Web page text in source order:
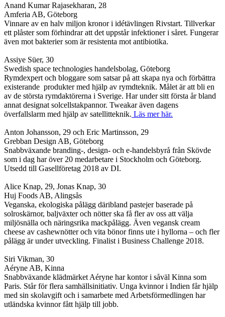
Anand Kumar Rajasekharan, 28
Amferia AB, Göteborg
Vinnare av en halv miljon kronor i idétävlingen Rivstart. Tillverkar
ett plåster som förhindrar att det uppstår infektioner i såret. Fungerar
även mot bakterier som är resistenta mot antibiotika.
Assiye Süer, 30
Swedish space technologies handelsbolag, Göteborg
Rymdexpert och bloggare som satsar på att skapa nya och förbättra
existerande produkter med hjälp av rymdteknik. Målet är att bli en
av de största rymdaktörerna i Sverige. Har under sitt första år bland
annat designat solcellstakpannor. Tweakar även dagens
överfallslarm med hjälp av satellitteknik. Läs mer här.
Anton Johansson, 29 och Eric Martinsson, 29
Grebban Design AB, Göteborg
Snabbväxande branding-, design- och e-handelsbyrå från Skövde
som i dag har över 20 medarbetare i Stockholm och Göteborg.
Utsedd till Gasellföretag 2018 av DI.
Alice Knap, 29, Jonas Knap, 30
Huj Foods AB, Alingsås
Veganska, ekologiska pålägg däribland pastejer baserade på
solroskärnor, baljväxter och nötter ska få fler av oss att välja
miljösnälla och näringsrika mackpålägg. Även vegansk cream
cheese av cashewnötter och vita bönor finns ute i hyllorna – och fler
pålägg är under utveckling. Finalist i Business Challenge 2018.
Siri Vikman, 30
Aéryne AB, Kinna
Snabbväxande klädmärket Aéryne har kontor i såväl Kinna som
Paris. Står för flera samhällsinitiativ. Unga kvinnor i Indien får hjälp
med sin skolavgift och i samarbete med Arbetsförmedlingen har
utländska kvinnor fått hjälp till jobb.